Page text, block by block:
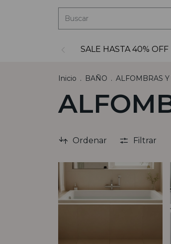
SALE HASTA 40% OFF
Inicio . BAÑO . ALFOMBRAS Y
Ordenar Filtrar